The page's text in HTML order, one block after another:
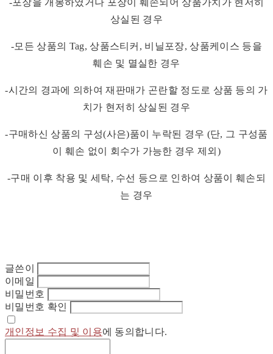
-포장을 개봉하였거나 포장이 훼손되어 상품가치가 현저히
상실된 경우
-모든 상품의 Tag, 상품스티커, 비닐포장, 상품케이스 등을
훼손 및 멸실한 경우
-시간의 경과에 의하여 재판매가 곤란할 정도로 상품 등의 가
치가 현저히 상실된 경우
-구매하신 상품의 구성(사은)품이 누락된 경우 (단, 그 구성품
이 훼손 없이 회수가 가능한 경우 제외)
-구매 이후 착용 및 세탁, 수선 등으로 인하여 상품이 훼손되
는 경우
글쓴이
이메일
비밀번호
비밀번호 확인
개인정보 수집 및 이용에 동의합니다.